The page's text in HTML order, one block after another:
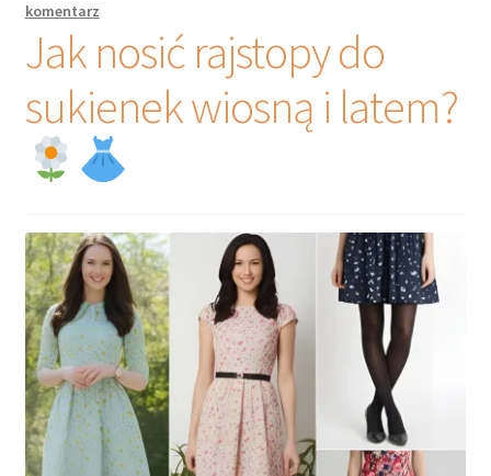
komentarz
Jak nosić rajstopy do
sukienek wiosną i latem?